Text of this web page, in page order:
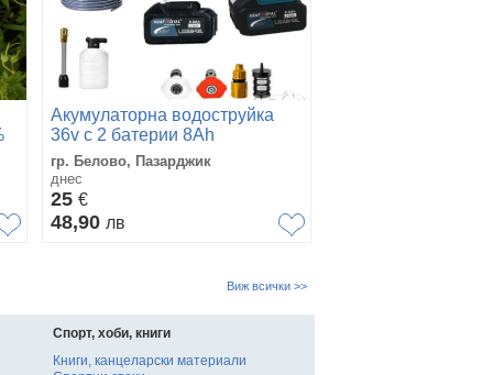
Акумулаторна водоструйка
36v с 2 батерии 8Ah
гр. Белово, Пазарджик
днес
25 €
48,90 лв
Виж всички >>
Спорт, хоби, книги
Книги, канцеларски материали